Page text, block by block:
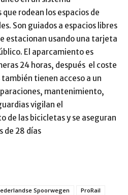
rodean los espacios de
Son guiados a espacios libres
estacionan usando una tarjeta
El aparcamiento es
24 horas, después el coste
también tienen acceso a un
mantenimiento,
vigilan el
de las bicicletas y se aseguran
de 28 días
Spoorwegen ProRail